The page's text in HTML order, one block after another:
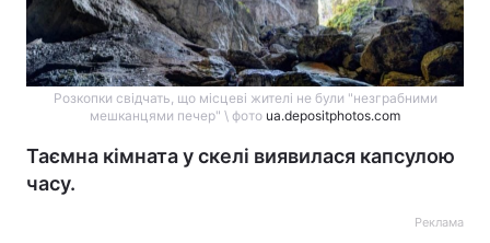
Розкопки свідчать, що місцеві жителі не були "незграбними
мешканцями печер" \ фото ua.depositphotos.com
Таємна кімната у скелі виявилася капсулою
часу.
Реклама